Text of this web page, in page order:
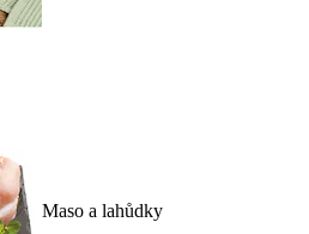
Maso a lahůdky